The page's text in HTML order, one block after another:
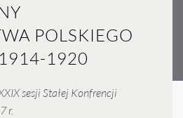
POLSKIEGO
1920
sesji Stałej Konfrencji
r.